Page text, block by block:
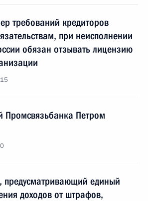
требований кредиторов
при неисполнении
обязан отзывать лицензию
Промсвязьбанка Петром
предусматривающий единый
доходов от штрафов,